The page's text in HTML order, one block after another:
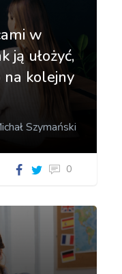
w
ją ułożyć,
na kolejny
Szymański
0